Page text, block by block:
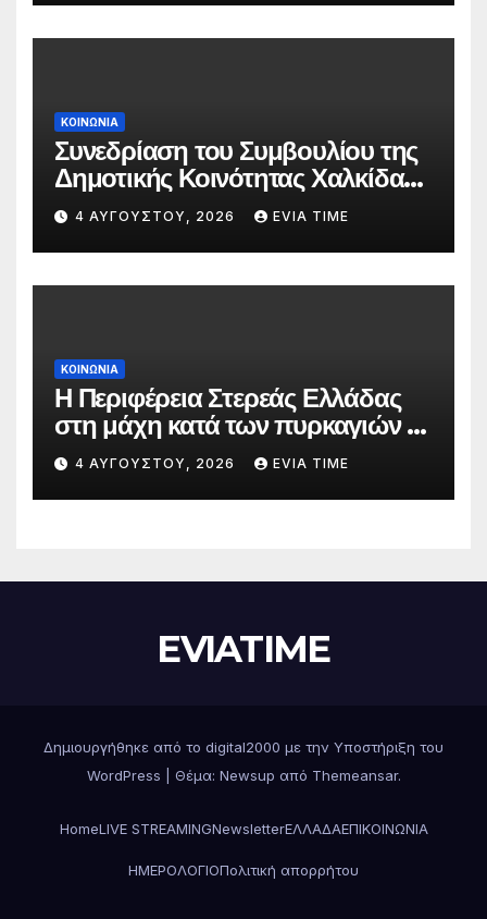
ΚΟΙΝΩΝΙΑ
Συνεδρίαση του Συμβουλίου της
Δημοτικής Κοινότητας Χαλκίδας
την 5 Αυγούστου
4 ΑΥΓΟΎΣΤΟΥ, 2026 EVIA TIME
ΚΟΙΝΩΝΙΑ
Η Περιφέρεια Στερεάς Ελλάδας
στη μάχη κατά των πυρκαγιών –
Δράσεις και στήριξη σε πέντε
περιφερειακές ενότητες
4 ΑΥΓΟΎΣΤΟΥ, 2026 EVIA TIME
EVIATIME
Δημιουργήθηκε από το digital2000 με την Υποστήριξη του
WordPress
Θέμα: Newsup από Themeansar.
HomeLIVE STREAMINGNewsletterΕΛΛΑΔΑΕΠΙΚΟΙΝΩΝΙΑ
ΗΜΕΡΟΛΟΓΙΟΠολιτική απορρήτου